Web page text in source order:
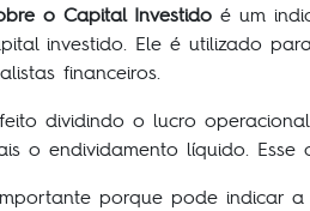
o Capital Investido é um
investido. Ele é utilizado
financeiros.
dividindo o lucro
o endividamento líquido.
porque pode indicar